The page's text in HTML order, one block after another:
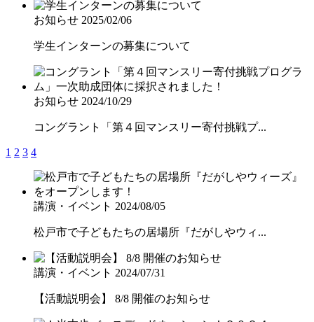
お知らせ 2025/02/06
学生インターンの募集について
お知らせ 2024/10/29
コングラント「第４回マンスリー寄付挑戦プ...
1 2 3 4
講演・イベント 2024/08/05
松戸市で子どもたちの居場所『だがしやウィ...
講演・イベント 2024/07/31
【活動説明会】 8/8 開催のお知らせ